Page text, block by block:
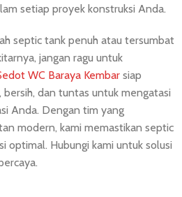
setiap proyek konstruksi Anda.
septic tank penuh atau tersumbat
jangan ragu untuk
WC Baraya Kembar siap
dan tuntas untuk mengatasi
Anda. Dengan tim yang
modern, kami memastikan septic
optimal. Hubungi kami untuk solusi